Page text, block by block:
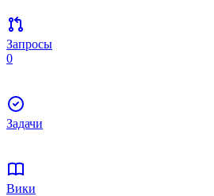
Запросы
0
Задачи
Вики